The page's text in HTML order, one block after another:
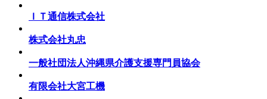
ＩＴ通信株式会社
株式会社丸忠
一般社団法人沖縄県介護支援専門員協会
有限会社大宮工機